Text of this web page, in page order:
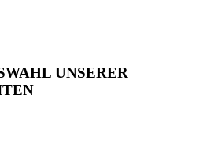
UNSERER